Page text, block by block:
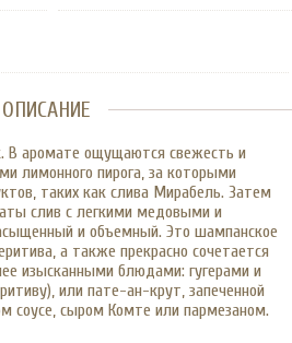
ОПИСАНИЕ
В аромате ощущаются свежесть и
лимонного пирога, за которыми
таких как слива Мирабель. Затем
слив с легкими медовыми и
и объемный. Это шампанское
а также прекрасно сочетается
изысканными блюдами: гугерами и
или пате-ан-крут, запеченной
соусе, сыром Комте или пармезаном.